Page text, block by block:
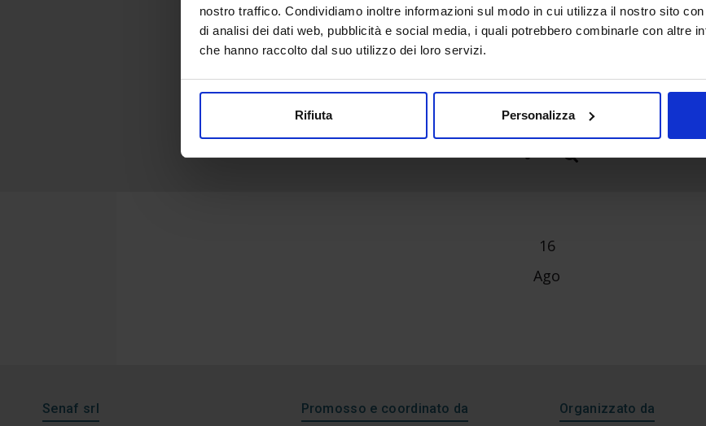
nostro traffico. Condividiamo inoltre informazioni sul modo in cui utilizza il nostro sito
di analisi dei dati web, pubblicità e social media, i quali potrebbero combinarle con altre
che hanno raccolto dal suo utilizzo dei loro servizi.
Rifiuta Personalizza
16
Ago
Senaf srl Promosso e coordinato da Organizzato da